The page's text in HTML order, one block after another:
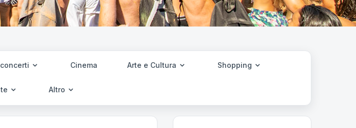
Cinema Arte e Cultura Shopping
Altro